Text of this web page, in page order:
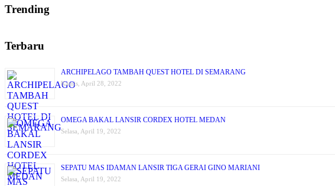
Trending
Terbaru
ARCHIPELAGO TAMBAH QUEST HOTEL DI SEMARANG
Kamis, April 28, 2022
OMEGA BAKAL LANSIR CORDEX HOTEL MEDAN
Selasa, April 19, 2022
SEPATU MAS IDAMAN LANSIR TIGA GERAI GINO MARIANI
Selasa, April 19, 2022